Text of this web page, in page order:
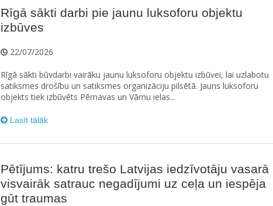
Rīgā sākti darbi pie jaunu luksoforu objektu
izbūves
22/07/2026
Rīgā sākti būvdarbi vairāku jaunu luksoforu objektu izbūvei, lai uzlabotu
satiksmes drošību un satiksmes organizāciju pilsētā. Jauns luksoforu
objekts tiek izbūvēts Pērnavas un Vārnu ielas...
Lasīt tālāk
Pētījums: katru trešo Latvijas iedzīvotāju vasarā
visvairāk satrauc negadījumi uz ceļa un iespēja
gūt traumas